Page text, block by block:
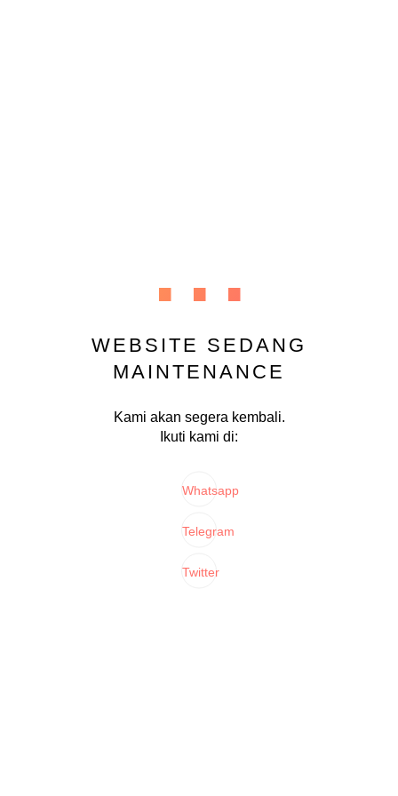
...
WEBSITE SEDANG
MAINTENANCE
Kami akan segera kembali.
Ikuti kami di:
Whatsapp
Telegram
Twitter